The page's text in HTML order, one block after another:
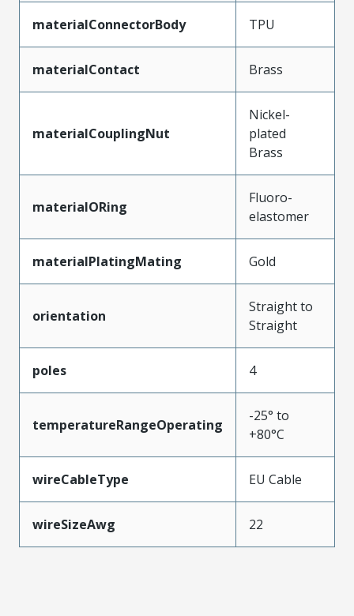
materialConnectorBody TPU
materialContact Brass
materialCouplingNut
Nickel-
plated
Brass
materialORing
Fluoro-
elastomer
materialPlatingMating Gold
orientation
Straight to
Straight
poles 4
temperatureRangeOperating
-25° to
+80°C
wireCableType EU Cable
wireSizeAwg 22